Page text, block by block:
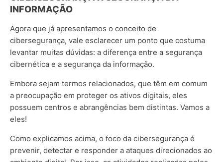
INFORMAÇÃO
Agora que já apresentamos o conceito de
cibersegurança, vale esclarecer um ponto que costuma
levantar muitas dúvidas: a diferença entre a segurança
cibernética e a segurança da informação.
Embora sejam termos relacionados, que têm em comum
a preocupação em proteger os ativos digitais, eles
possuem centros e abrangências bem distintas. Vamos a
eles!
Como explicamos acima, o foco da cibersegurança é
prevenir, detectar e responder a ataques direcionados ao